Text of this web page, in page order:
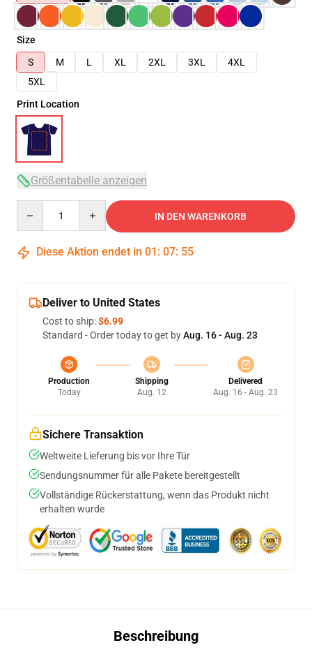
Size
S
M L XL 2XL 3XL
4XL
5XL
Print Location
Größentabelle anzeigen
IN DEN WARENKORB
Diese Aktion endet in 01 : 07: 54
Deliver to United States
Cost to ship:$6.99
Standard - Order today to get byAug. 16 - Aug. 23
Production
Today
Shipping
Aug. 12
Delivered
Aug. 16 - Aug. 23
Sichere Transaktion
Weltweite Lieferung bis vor Ihre Tür
Sendungsnummer für alle Pakete bereitgestellt
Vollständige Rückerstattung, wenn das Produkt nicht
erhalten wurde
Beschreibung